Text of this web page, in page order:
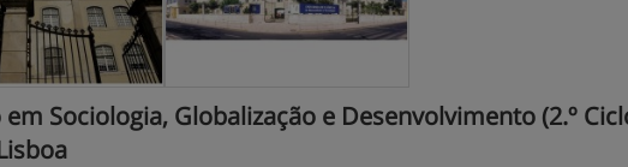
Sociologia, Globalização e Desenvolvimento (2.º